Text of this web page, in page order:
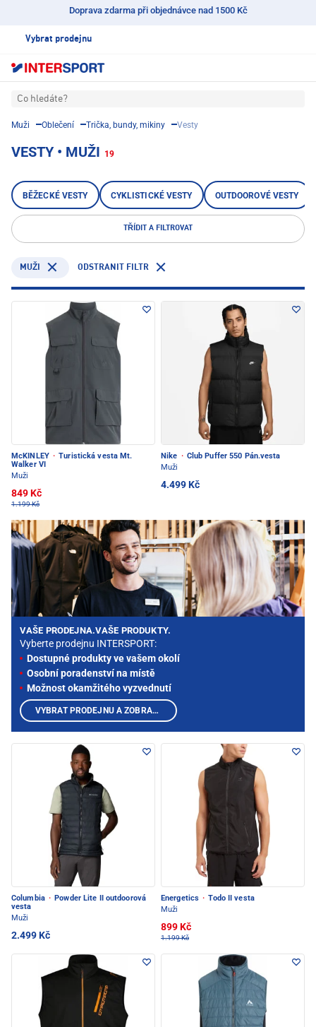
Doprava zdarma při objednávce nad 1500 Kč
Vybrat prodejnu
Co hledáte?
Muži Oblečení Trička, bundy, mikiny Vesty
VESTY • MUŽI 19
BĚŽECKÉ VESTY CYKLISTICKÉ VESTY OUTDOOROVÉ VESTY
TŘÍDIT A FILTROVAT
MUŽI ODSTRANIT FILTR
McKINLEY · Turistická vesta Mt.
Walker VI
Muži
849 Kč
1.199 Kč
Nike · Club Puffer 550 Pán.vesta
Muži
4.499 Kč
Columbia · Powder Lite II outdoorová
vesta
Muži
2.499 Kč
Energetics · Todo II vesta
Muži
899 Kč
1.199 Kč
VAŠE PRODEJNA.VAŠE PRODUKTY.
Vyberte prodejnu INTERSPORT:
Dostupné produkty ve vašem okolí
Osobní poradenství na místě
Možnost okamžitého vyzvednutí
VYBRAT PRODEJNU A ZOBRAZIT PRODUKTY